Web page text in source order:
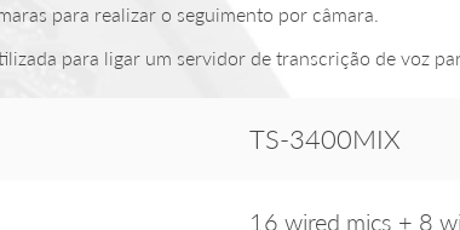
para realizar o seguimento por câmara.
para ligar um servidor de transcrição de voz
TS-3400MIX
16 wired mics + 8